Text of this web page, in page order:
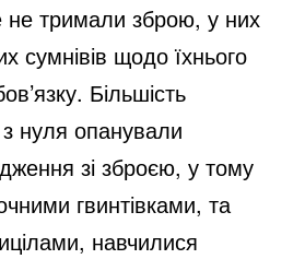
не тримали зброю, у них
сумнівів щодо їхнього
Більшість
нуля опанували
зі зброєю, у тому
гвинтівками, та
навчилися